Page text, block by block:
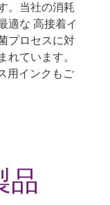
。当社の消耗
適な 高接着イ
プロセスに対
れています。
用インク もご
品